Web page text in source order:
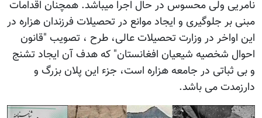
نامریی ولی محسوس در حال اجرا میباشد. همچنان اقدامات
مبنی بر جلوگیری و ایجاد موانع در تحصیلات فرزندان هزاره در
این اواخر در وزارت تحصیلات عالی، طرح ، تصویب "قانون
احوال شخصیه شیعیان افغانستان" که هدف آن ایجاد تشنج
و بی ثباتی در جامعه هزاره است، جزء این پلان بزرگ و
دارزمدت می باشد.